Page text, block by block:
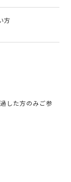
方
した方のみご参